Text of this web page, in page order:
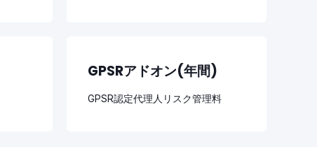
GPSRアドオン(年間)
GPSR認定代理人リスク管理料